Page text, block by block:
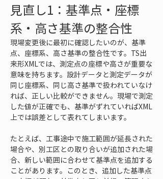
見直し1：基準点・座標
系・高さ基準の整合性
現場変更後に最初に確認したいのが、基準
点、座標系、高さ基準の整合性です。TS出
来形XMLでは、測定点の座標や高さが重要な
意味を持ちます。設計データと測定データが
同じ座標系、同じ高さ基準で扱われていなけ
れば、正しい比較ができません。現場で測定
した値が正確でも、基準がずれていればXML
上では誤差として表れてしまいます。
たとえば、工事途中で施工範囲が延長された
場合や、別工区との取り合いが追加された場
合、新しい範囲に合わせて基準点を追加する
ことがあります。このとき、追加した基準点